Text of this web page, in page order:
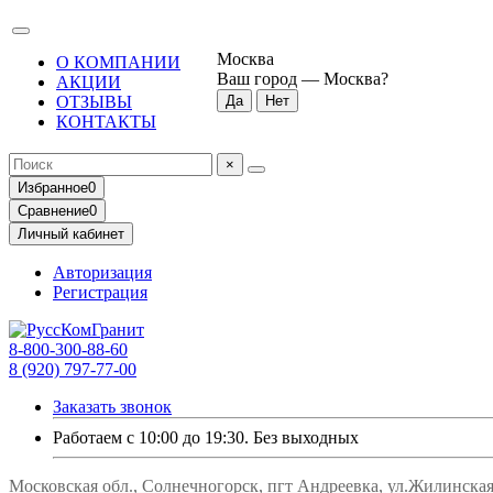
О КОМПАНИИ
АКЦИИ
ОТЗЫВЫ
КОНТАКТЫ
Москва
Ваш город — Москва?
×
Избранное0
Сравнение0
Личный кабинет
Авторизация
Регистрация
8-800-300-88-60
8 (920) 797-77-00
Заказать звонок
Работаем с 10:00 до 19:30. Без выходных
Московская обл., Солнечногорск, пгт Андреевка,